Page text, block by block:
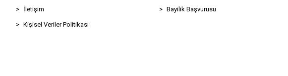
İletişim
Kişisel Veriler Politikası
Bayilik Başvurusu